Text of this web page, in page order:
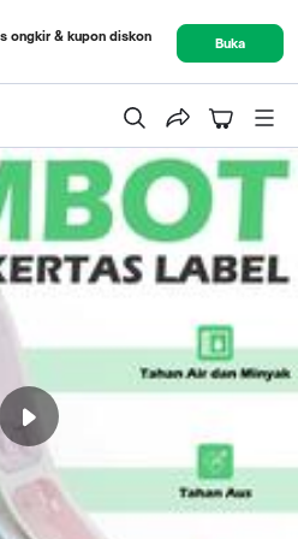
ongkir & kupon diskon
Buka